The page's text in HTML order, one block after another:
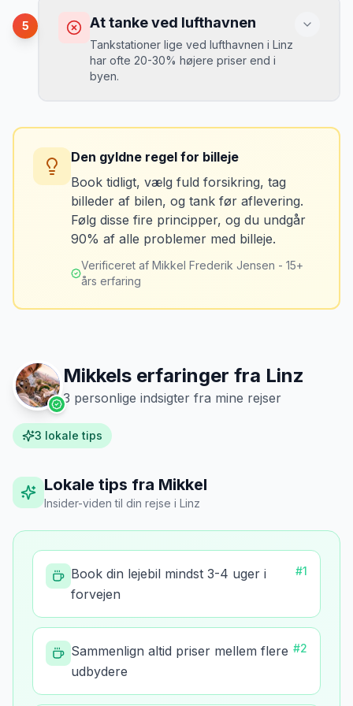
Du kan blive opkrævet for skader, der
var der før du fik bilen.
Løsning
brændstofmåleren.
MJ
Mikkels erfaring Oktober 2024
“Jeg fotograferer altid bilen fra alle
vinkler ved afhentning. Det har reddet
5 At tanke ved lufthavnen
Tankstationer lige ved lufthavnen i Linz
har ofte 20-30% højere priser end i
byen.
sidste tankning.
Tank bilen op et par kilometer fra
lufthavnen dagen før aflevering. Priserne
er markant lavere.
Den gyldne regel for billeje
Book tidligt, vælg fuld forsikring, tag
billeder af bilen, og tank før aflevering.
Følg disse fire principper, og du undgår
90% af alle problemer med billeje.
Verificeret af Mikkel Frederik Jensen - 15+
års erfaring
Mikkels erfaringer fra Linz
3 personlige indsigter fra mine rejser
3 lokale tips
Lokale tips fra Mikkel
Insider-viden til din rejse i Linz
Book din lejebil mindst 3-4 uger i
forvejen
#1
Sammenlign altid priser mellem flere
udbydere
#2